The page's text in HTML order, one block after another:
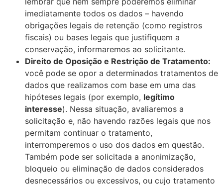
imediatamente todos os dados – havendo
obrigações legais de retenção (como registros
fiscais) ou bases legais que justifiquem a
conservação, informaremos ao solicitante.
Direito de Oposição e Restrição de Tratamento:
você pode se opor a determinados tratamentos de
dados que realizamos com base em uma das
hipóteses legais (por exemplo, legítimo
interesse). Nessa situação, avaliaremos a
solicitação e, não havendo razões legais que nos
permitam continuar o tratamento,
interromperemos o uso dos dados em questão.
Também pode ser solicitada a anonimização,
bloqueio ou eliminação de dados considerados
desnecessários ou excessivos, ou cujo tratamento